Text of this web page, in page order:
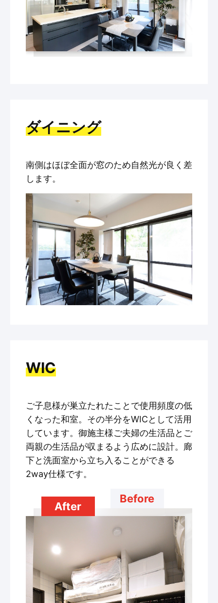
ダイニング
南側はほぼ全面が窓のため自然光が良く差
します。
WIC
ご子息様が巣立たれたことで使用頻度の低
くなった和室。その半分をWICとして活用
しています。御施主様ご夫婦の生活品とご
両親の生活品が収まるよう広めに設計。廊
下と洗面室から立ち入ることができる
2way仕様です。
Before
After